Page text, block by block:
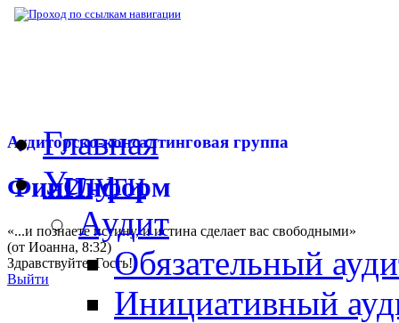
Аудиторско-консалтинговая группа
ФинИнформ
«...и познаете истину, и истина сделает вас свободными»
(от Иоанна, 8:32)
Здравствуйте,Гость!
Выйти
Главная
Услуги
Аудит
Обязательный
Инициативный